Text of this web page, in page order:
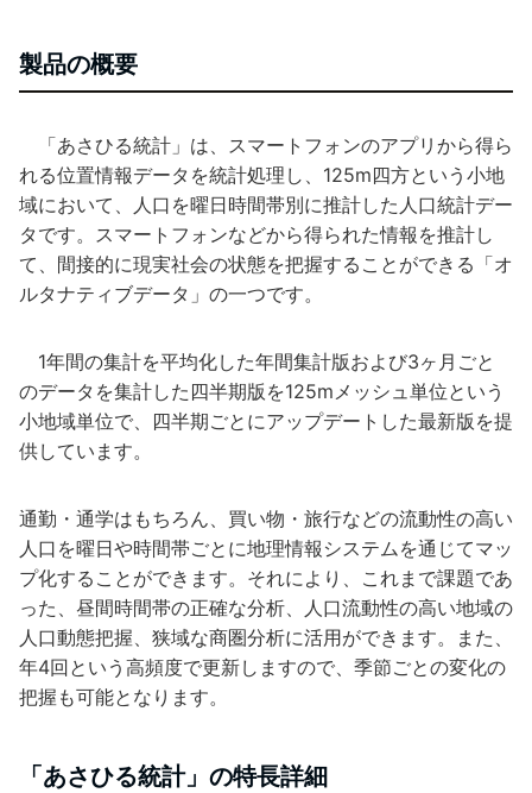
製品の概要
「あさひる統計」は、スマートフォンのアプリから得ら
れる位置情報データを統計処理し、125m四方という小地
域において、人口を曜日時間帯別に推計した人口統計デー
タです。スマートフォンなどから得られた情報を推計し
て、間接的に現実社会の状態を把握することができる「オ
ルタナティブデータ」の一つです。
1年間の集計を平均化した年間集計版および3ヶ月ごと
のデータを集計した四半期版を125mメッシュ単位という
小地域単位で、四半期ごとにアップデートした最新版を提
供しています。
通勤・通学はもちろん、買い物・旅行などの流動性の高い
人口を曜日や時間帯ごとに地理情報システムを通じてマッ
プ化することができます。それにより、これまで課題であ
った、昼間時間帯の正確な分析、人口流動性の高い地域の
人口動態把握、狭域な商圏分析に活用ができます。また、
年4回という高頻度で更新しますので、季節ごとの変化の
把握も可能となります。
「あさひる統計」の特長詳細